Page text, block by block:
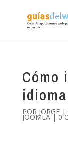
Cómo
POR JORGE|
JOOMLA|0